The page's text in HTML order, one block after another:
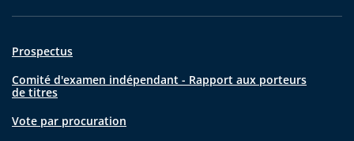
Prospectus
Comité d'examen indépendant - Rapport aux porteurs
de titres
Vote par procuration